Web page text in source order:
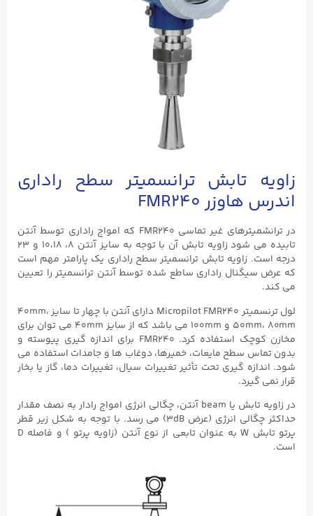
زاویه تابش ترانسمیتر سطح راداری
اندرس هاوزر FMR240
در ترانشمیترهای غیر تماسی FMR240 که امواج راداری توسط آنتن
تابیده می شود زاویه تابش آن با توجه به سایز آنتن ۸، ۱۰،۱۸ و ۲۳
درجه است. زاویه تابش ترانسمیتر سطح راداری یک پارامتر مهم است
که عرض سیگنال راداری ساطع شده توسط آنتن ترانسمیتر را تعیین
می کند.
لول ترنسمیتر Micropilot FMR240 دارای آنتن با چهار تا سایز 40mm،
50mm، 80mm و 100mm می باشد که از سایز 40mm می توان برای
مخازن کوچک استفاده کرد. FMR240 برای اندازه گیری پیوسته و
بدون تماس سطح مایعات، خمیرها، دوغاب ها و جامدات استفاده می
شود. اندازه گیری تحت تأثیر تغییرات سیال، تغییرات دما، گاز یا بخار
قرار نمی گیرد.
در زاویه تابش یا beam آنتن، چگالی انرژی امواج رادار به نصف مقدار
حداکثر چگالی انرژی (عرض 3dB) می رسد. با توجه به شکل زیر قطر
پرتو تابش W به عنوان تابعی از نوع آنتن (زاویه پرتو ) و فاصله D
است.